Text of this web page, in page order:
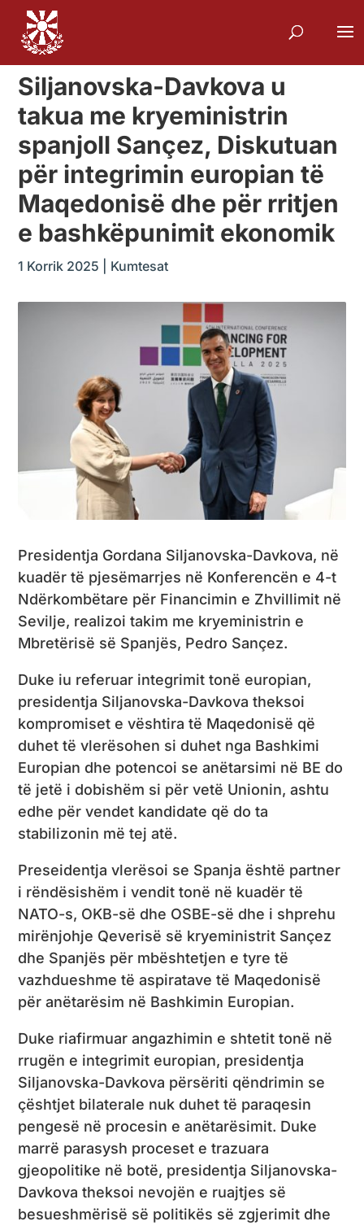
Siljanovska-Davkova u
takua me kryeministrin
spanjoll Sançez, Diskutuan
për integrimin europian të
Maqedonisë dhe për rritjen
e bashkëpunimit ekonomik
1 Korrik 2025 Kumtesat
Presidentja Gordana Siljanovska-Davkova, në
kuadër të pjesëmarrjes në Konferencën e 4-t
Ndërkombëtare për Financimin e Zhvillimit në
Sevilje, realizoi takim me kryeministrin e
Mbretërisë së Spanjës, Pedro Sançez.
Duke iu referuar integrimit tonë europian,
presidentja Siljanovska-Davkova theksoi
kompromiset e vështira të Maqedonisë që
duhet të vlerësohen si duhet nga Bashkimi
Europian dhe potencoi se anëtarsimi në BE do
të jetë i dobishëm si për vetë Unionin, ashtu
edhe për vendet kandidate që do ta
stabilizonin më tej atë.
Preseidentja vlerësoi se Spanja është partner
i rëndësishëm i vendit tonë në kuadër të
NATO-s, OKB-së dhe OSBE-së dhe i shprehu
mirënjohje Qeverisë së kryeministrit Sançez
dhe Spanjës për mbështetjen e tyre të
vazhdueshme të aspiratave të Maqedonisë
për anëtarësim në Bashkimin Europian.
Duke riafirmuar angazhimin e shtetit tonë në
rrugën e integrimit europian, presidentja
Siljanovska-Davkova përsëriti qëndrimin se
çështjet bilaterale nuk duhet të paraqesin
pengesë në procesin e anëtarësimit. Duke
marrë parasysh proceset e trazuara
gjeopolitike në botë, presidentja Siljanovska-
Davkova theksoi nevojën e ruajtjes së
besueshmërisë së politikës së zgjerimit dhe